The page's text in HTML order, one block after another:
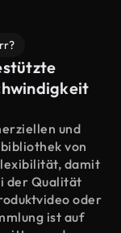
und
von
damit
der Qualität
oder
ist auf